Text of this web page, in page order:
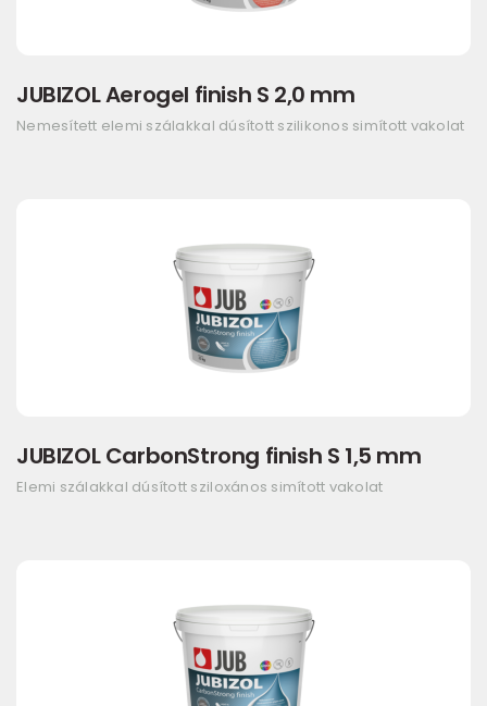
JUBIZOL Aerogel finish S 2,0 mm
Nemesített elemi szálakkal dúsított szilikonos simított vakolat
JUBIZOL CarbonStrong finish S 1,5 mm
Elemi szálakkal dúsított sziloxános simított vakolat